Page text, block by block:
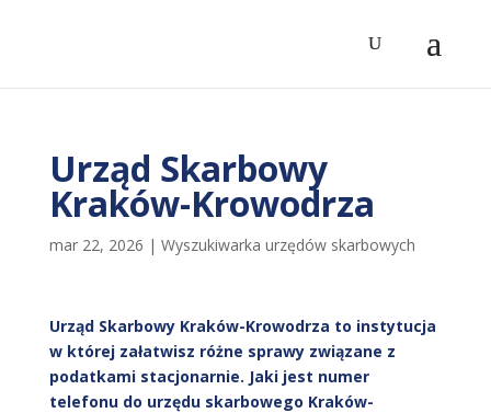
Urząd Skarbowy
Kraków-Krowodrza
mar 22, 2026 | Wyszukiwarka urzędów skarbowych
Urząd Skarbowy Kraków-Krowodrza to instytucja
w której załatwisz różne sprawy związane z
podatkami stacjonarnie. Jaki jest numer
telefonu do urzędu skarbowego Kraków-